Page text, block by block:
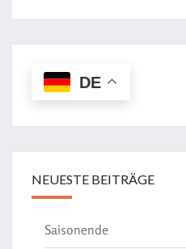
DE
NEUESTE BEITRÄGE
Saisonende